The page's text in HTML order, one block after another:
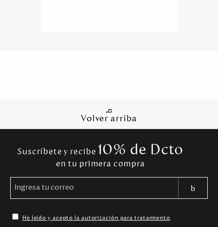
Volver arriba
Suscríbete y recibe 10% de Dcto
en tu primera compra
He leído y acepto la autorización para tratamiento